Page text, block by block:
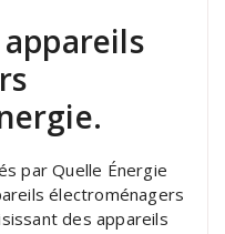
par Quelle Énergie
électroménagers
des appareils